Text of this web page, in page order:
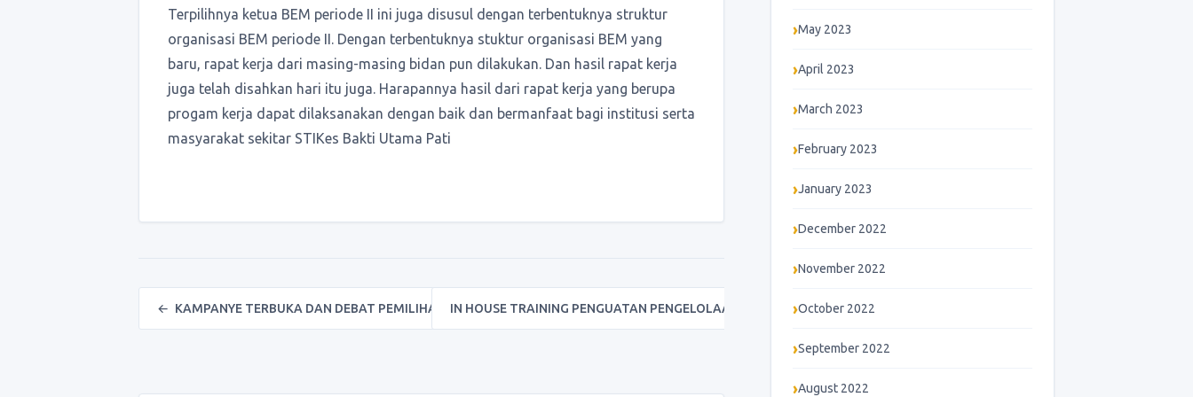
Terpilihnya ketua BEM periode II ini juga disusul dengan terbentuknya struktur
organisasi BEM periode II. Dengan terbentuknya stuktur organisasi BEM yang
baru, rapat kerja dari masing-masing bidan pun dilakukan. Dan hasil rapat kerja
juga telah disahkan hari itu juga. Harapannya hasil dari rapat kerja yang berupa
progam kerja dapat dilaksanakan dengan baik dan bermanfaat bagi institusi serta
masyarakat sekitar STIKes Bakti Utama Pati
Post navigation
← KAMPANYE TERBUKA DAN DEBAT PEMILIHAN…IN HOUSE TRAINING PENGUATAN PENGELOLAAN…
May 2023
April 2023
March 2023
February 2023
January 2023
December 2022
November 2022
October 2022
September 2022
August 2022